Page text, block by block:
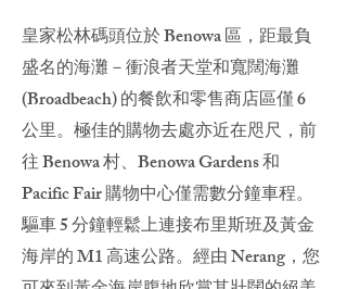
皇家松林碼頭位於 Benowa 區，距最負
盛名的海灘－衝浪者天堂和寬闊海灘
(Broadbeach) 的餐飲和零售商店區僅 6
公里。極佳的購物去處亦近在咫尺，前
往 Benowa 村、Benowa Gardens 和
Pacific Fair 購物中心僅需數分鐘車程。
驅車 5 分鐘輕鬆上連接布里斯班及黃金
海岸的 M1 高速公路。經由 Nerang，您